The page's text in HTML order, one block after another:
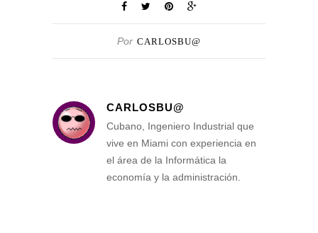
Por CARLOSBU@
CARLOSBU@
Cubano, Ingeniero Industrial que
vive en Miami con experiencia en
el área de la Informática la
economía y la administración.